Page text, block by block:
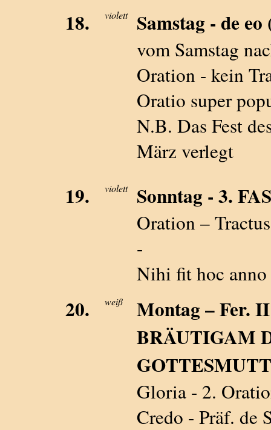
18. violett Samstag - de
vom Samstag
Oration - kein
Oratio super
N.B. Das Fest
März verlegt
19. violett Sonntag - 3.
Oration –
-
Nihi fit hoc anno
20. weiß
Montag – Fer.
BRÄUTIGAM
Gloria - 2.
Credo - Präf. de